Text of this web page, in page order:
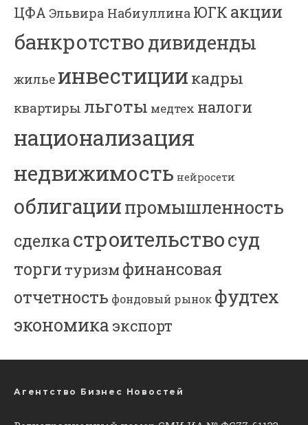
ЦФА Эльвира Набиуллина ЮГК акции
банкротство дивиденды
жилье инвестиции кадры
квартиры льготы медтех налоги
национализация
недвижимость нейросети
облигациипромышленность
сделкастроительствосуд
торгитуризм финансовая
отчетность фондовый рынок фудтех
экономика экспорт
Агентство Бизнес Новостей